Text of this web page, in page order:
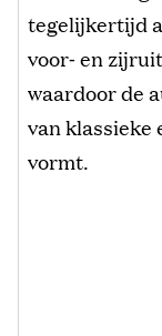
tegelijkertijd
voor‑ en
waardoor de
van klassieke
vormt.